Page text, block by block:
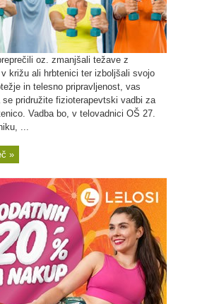
oz. zmanjšali težave z
v križu ali hrbtenici ter izboljšali svojo
in telesno pripravljenost, vas
se pridružite fizioterapevtski vadbi za
Vadba bo, v telovadnici OŠ 27.
...
»